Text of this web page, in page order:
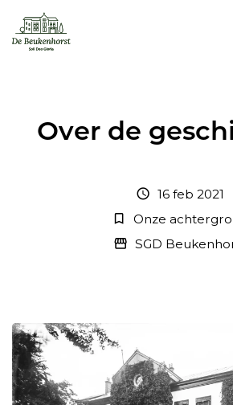
Over de
schedule 16 feb 2021
bookmark_border Onze
storefront SGD